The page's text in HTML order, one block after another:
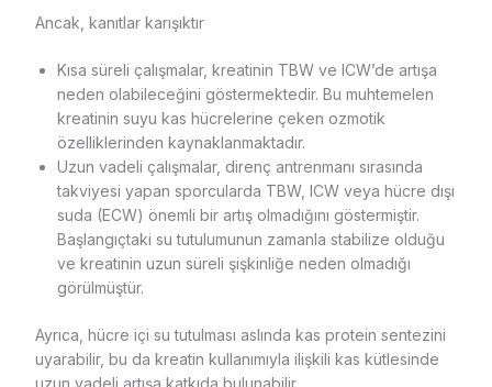
Ancak, kanıtlar karışıktır
Kısa süreli çalışmalar, kreatinin TBW ve ICW’de artışa
neden olabileceğini göstermektedir. Bu muhtemelen
kreatinin suyu kas hücrelerine çeken ozmotik
özelliklerinden kaynaklanmaktadır.
Uzun vadeli çalışmalar, direnç antrenmanı sırasında
takviyesi yapan sporcularda TBW, ICW veya hücre dışı
suda (ECW) önemli bir artış olmadığını göstermiştir.
Başlangıçtaki su tutulumunun zamanla stabilize olduğu
ve kreatinin uzun süreli şişkinliğe neden olmadığı
görülmüştür.
Ayrıca, hücre içi su tutulması aslında kas protein sentezini
uyarabilir, bu da kreatin kullanımıyla ilişkili kas kütlesinde
uzun vadeli artışa katkıda bulunabilir.